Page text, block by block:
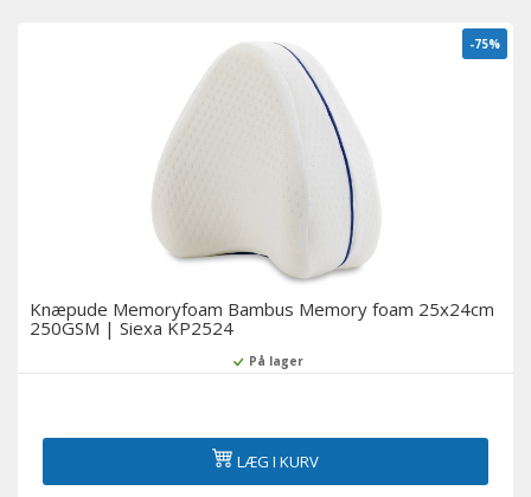
-75%
Knæpude Memoryfoam Bambus Memory foam 25x24cm
250GSM | Siexa KP2524
På lager
LÆG I KURV